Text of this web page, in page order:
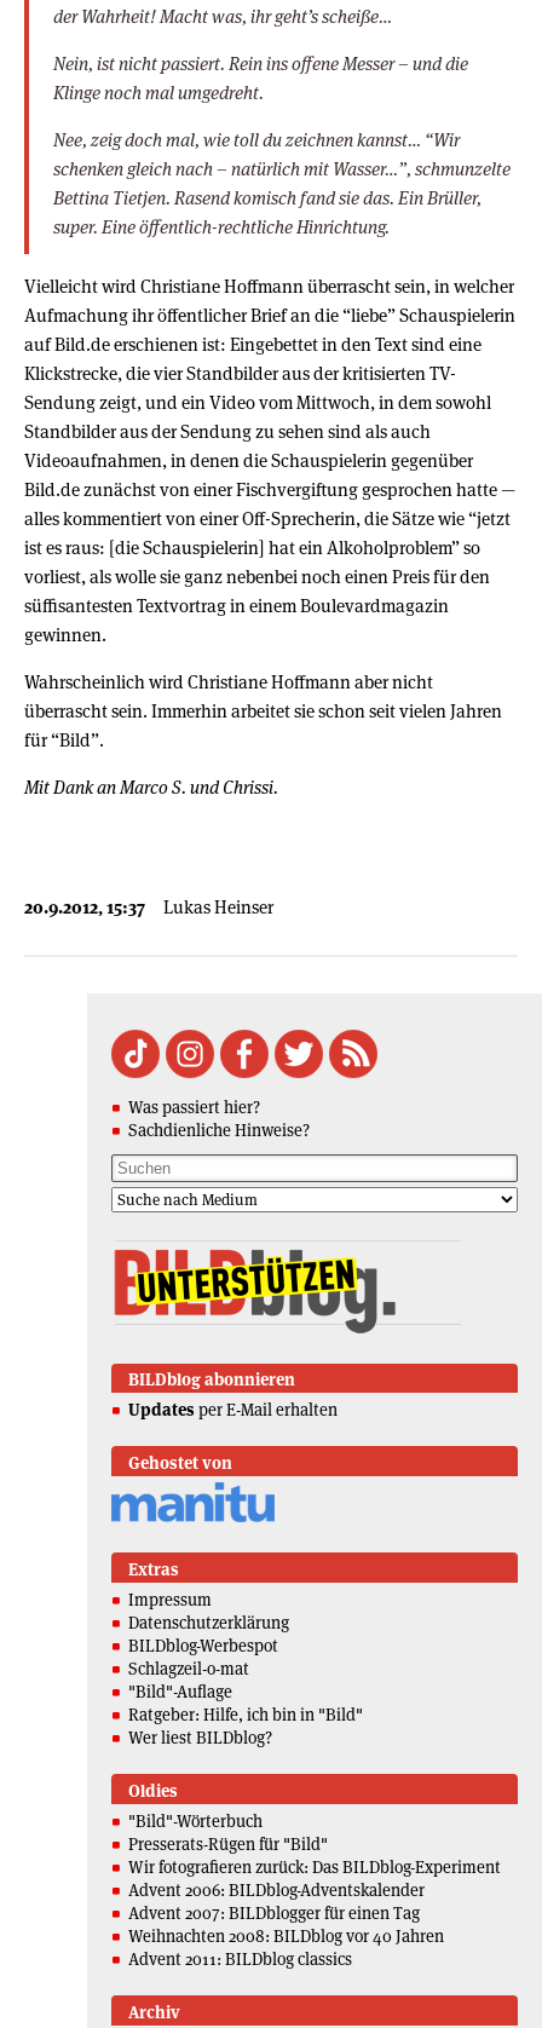
der Wahrheit! Macht was, ihr geht’s scheiße…
Nein, ist nicht passiert. Rein ins offene Messer – und die
Klinge noch mal umgedreht.
Nee, zeig doch mal, wie toll du zeichnen kannst… “Wir
schenken gleich nach – natürlich mit Wasser…”, schmunzelte
Bettina Tietjen. Rasend komisch fand sie das. Ein Brüller,
super. Eine öffentlich-rechtliche Hinrichtung.
Vielleicht wird Christiane Hoffmann überrascht sein, in welcher
Aufmachung ihr öffentlicher Brief an die “liebe” Schauspielerin
auf Bild.de erschienen ist: Eingebettet in den Text sind eine
Klickstrecke, die vier Standbilder aus der kritisierten TV-
Sendung zeigt, und ein Video vom Mittwoch, in dem sowohl
Standbilder aus der Sendung zu sehen sind als auch
Videoaufnahmen, in denen die Schauspielerin gegenüber
Bild.de zunächst von einer Fischvergiftung gesprochen hatte —
alles kommentiert von einer Off-Sprecherin, die Sätze wie “jetzt
ist es raus: [die Schauspielerin] hat ein Alkoholproblem” so
vorliest, als wolle sie ganz nebenbei noch einen Preis für den
süffisantesten Textvortrag in einem Boulevardmagazin
gewinnen.
Wahrscheinlich wird Christiane Hoffmann aber nicht
überrascht sein. Immerhin arbeitet sie schon seit vielen Jahren
für “Bild”.
Mit Dank an Marco S. und Chrissi.
20.9.2012, 15:37 Lukas Heinser
Was passiert hier?
Sachdienliche Hinweise?
BILDblog abonnieren
Updates per E-Mail erhalten
Gehostet von
Extras
Impressum
Datenschutzerklärung
BILDblog-Werbespot
Schlagzeil-o-mat
"Bild"-Auflage
Ratgeber: Hilfe, ich bin in "Bild"
Wer liest BILDblog?
Oldies
"Bild"-Wörterbuch
Presserats-Rügen für "Bild"
Wir fotografieren zurück: Das BILDblog-Experiment
Advent 2006: BILDblog-Adventskalender
Advent 2007: BILDblogger für einen Tag
Weihnachten 2008: BILDblog vor 40 Jahren
Advent 2011: BILDblog classics
Archiv